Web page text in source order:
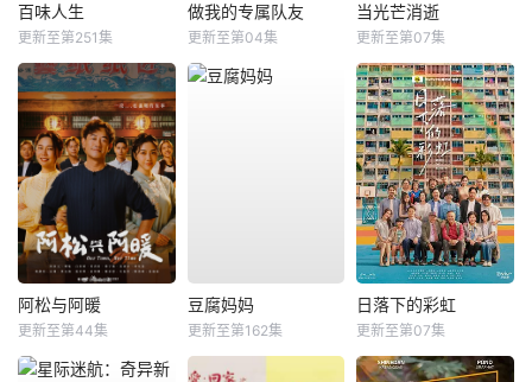
百味人生
更新至第251集
做我的专属队友
更新至第04集
当光芒消逝
更新至第07集
阿松与阿暖
更新至第44集
豆腐妈妈
更新至第162集
日落下的彩虹
更新至第07集